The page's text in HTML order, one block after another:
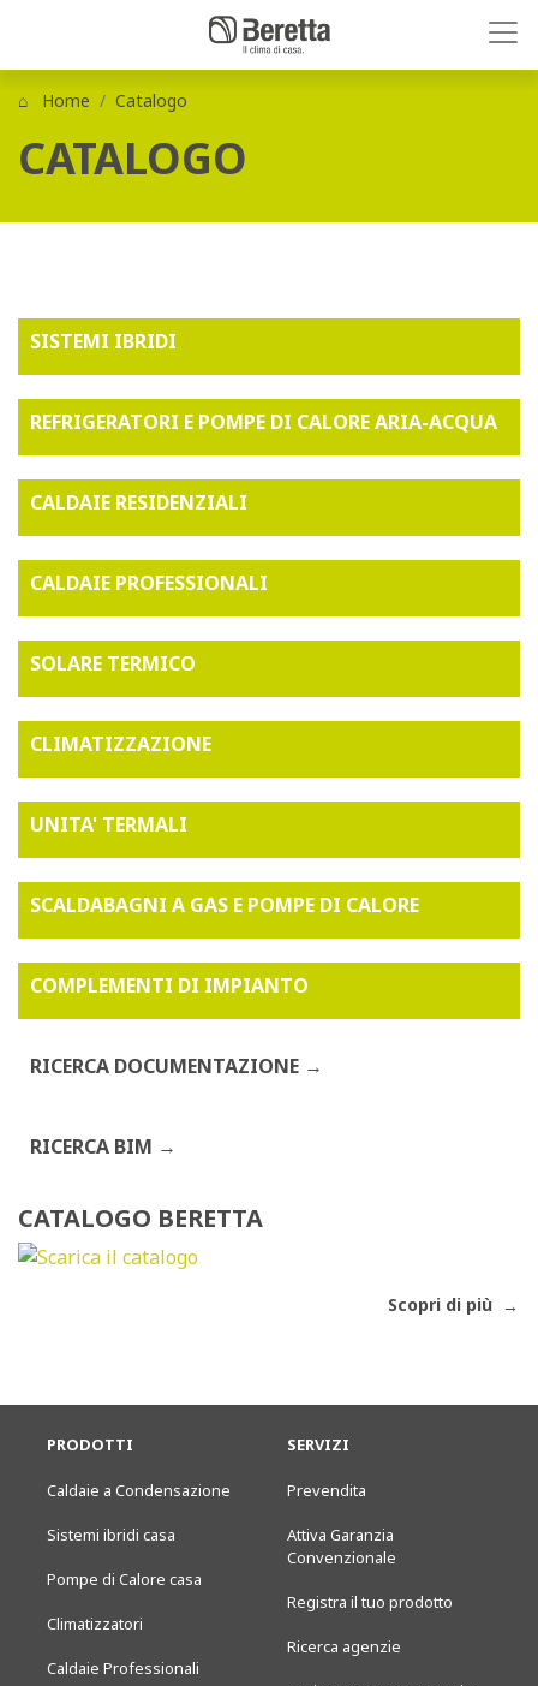
Home Catalogo
CATALOGO
SISTEMI IBRIDI
REFRIGERATORI E POMPE DI CALORE ARIA-ACQUA
CALDAIE RESIDENZIALI
CALDAIE PROFESSIONALI
SOLARE TERMICO
CLIMATIZZAZIONE
UNITA' TERMALI
SCALDABAGNI A GAS E POMPE DI CALORE
COMPLEMENTI DI IMPIANTO
RICERCA DOCUMENTAZIONE
RICERCA BIM
CATALOGO BERETTA
Scopri di più
PRODOTTI
Caldaie a Condensazione
Sistemi ibridi casa
Pompe di Calore casa
Climatizzatori
Caldaie Professionali
SERVIZI
Prevendita
Attiva Garanzia
Convenzionale
Registra il tuo prodotto
Ricerca agenzie